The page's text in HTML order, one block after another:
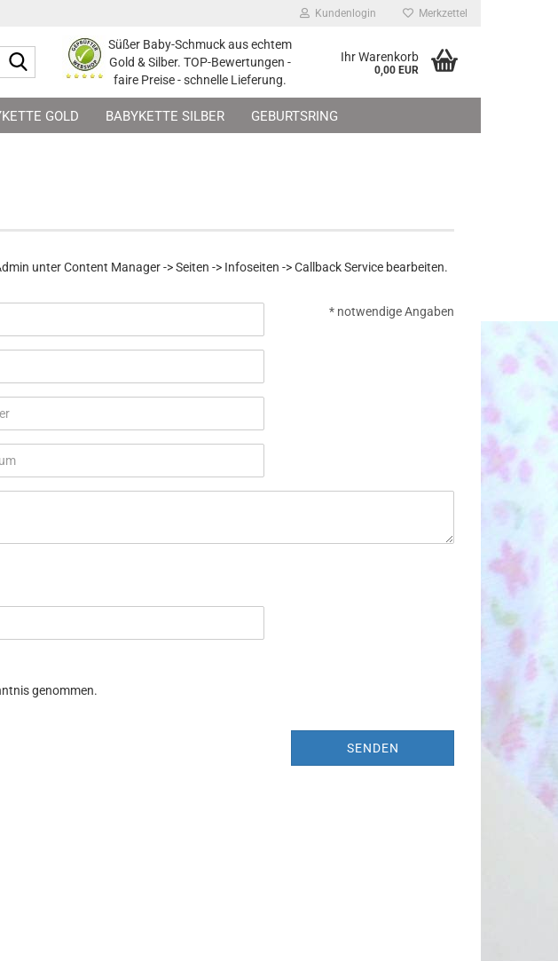
Kundenlogin Merkzettel
Suche...
Süßer Baby-Schmuck aus echtem
Gold & Silber. TOP-Bewertungen -
faire Preise - schnelle Lieferung.
Ihr Warenkorb
0,00 EUR
GOLD BABYKETTE SILBER GEBURTSRING
unter Content Manager -> Seiten -> Infoseiten -> Callback Service bearbeiten.
* notwendige Angaben
genommen.
SENDEN